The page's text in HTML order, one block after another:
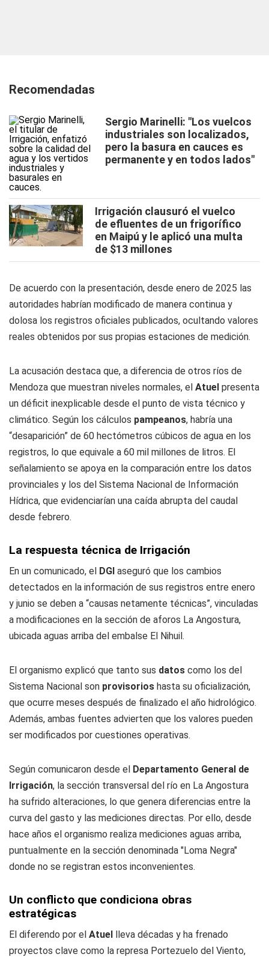
Recomendadas
Sergio Marinelli: "Los vuelcos
industriales son localizados,
pero la basura en cauces es
permanente y en todos lados"
Irrigación clausuró el vuelco
de efluentes de un frigorífico
en Maipú y le aplicó una multa
de $13 millones
De acuerdo con la presentación, desde enero de 2025 las
autoridades habrían modificado de manera continua y
dolosa los registros oficiales publicados, ocultando valores
reales obtenidos por sus propias estaciones de medición.
La acusación destaca que, a diferencia de otros ríos de
Mendoza que muestran niveles normales, el Atuel presenta
un déficit inexplicable desde el punto de vista técnico y
climático. Según los cálculos pampeanos, habría una
“desaparición” de 60 hectómetros cúbicos de agua en los
registros, lo que equivale a 60 mil millones de litros. El
señalamiento se apoya en la comparación entre los datos
provinciales y los del Sistema Nacional de Información
Hídrica, que evidenciarían una caída abrupta del caudal
desde febrero.
La respuesta técnica de Irrigación
En un comunicado, el DGI aseguró que los cambios
detectados en la información de sus registros entre enero
y junio se deben a “causas netamente técnicas”, vinculadas
a modificaciones en la sección de aforos La Angostura,
ubicada aguas arriba del embalse El Nihuil.
El organismo explicó que tanto sus datos como los del
Sistema Nacional son provisorios hasta su oficialización,
que ocurre meses después de finalizado el año hidrológico.
Además, ambas fuentes advierten que los valores pueden
ser modificados por cuestiones operativas.
Según comunicaron desde el Departamento General de
Irrigación, la sección transversal del río en La Angostura
ha sufrido alteraciones, lo que genera diferencias entre la
curva del gasto y las mediciones directas. Por ello, desde
hace años el organismo realiza mediciones aguas arriba,
puntualmente en la sección denominada "Loma Negra"
donde no se registran estos inconvenientes.
Un conflicto que condiciona obras
estratégicas
El diferendo por el Atuel lleva décadas y ha frenado
proyectos clave como la represa Portezuelo del Viento,